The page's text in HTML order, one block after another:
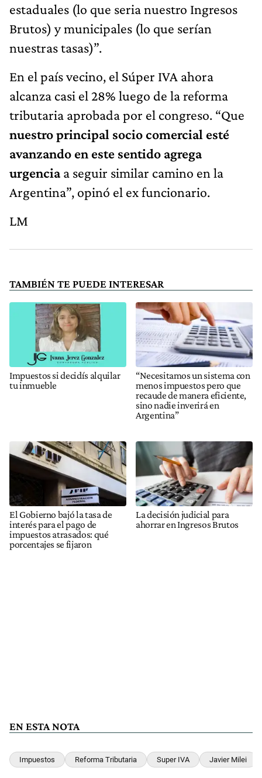
estaduales (lo que seria nuestro Ingresos
Brutos) y municipales (lo que serían
nuestras tasas)”.
En el país vecino, el Súper IVA ahora
alcanza casi el 28% luego de la reforma
tributaria aprobada por el congreso. “Que
nuestro principal socio comercial esté
avanzando en este sentido agrega
urgenciaa seguir similar camino en la
Argentina”, opinó el ex funcionario.
LM
TAMBIÉN TE PUEDE INTERESAR
Impuestos si decidís alquilar
tu inmueble
“Necesitamos un sistema con
menos impuestos pero que
recaude de manera eficiente,
sino nadie inverirá en
Argentina”
El Gobierno bajó la tasa de
interés para el pago de
impuestos atrasados: qué
porcentajes se fijaron
La decisión judicial para
ahorrar en Ingresos Brutos
EN ESTA NOTA
Impuestos Reforma Tributaria Super IVA Javier Milei